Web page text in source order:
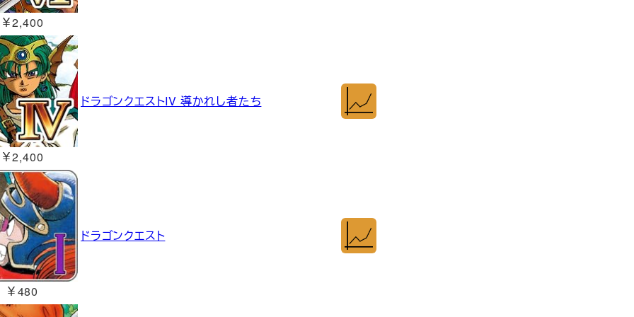
￥2,400
￥2,400
ドラゴンクエストIV 導かれし者たち
￥480
ドラゴンクエスト